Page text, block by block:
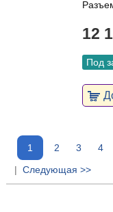
12
Под
1 2 3
4
| Следующая >>